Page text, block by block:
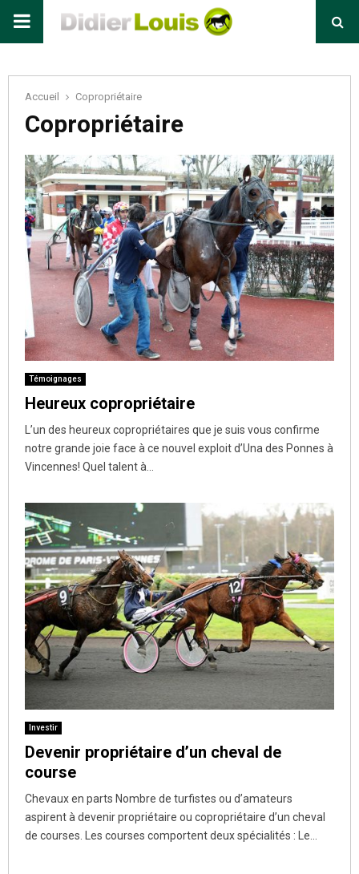
Primary
Accueil Copropriétaire
Copropriétaire
Témoignages
Heureux copropriétaire
L’un des heureux copropriétaires que je suis vous confirme
notre grande joie face à ce nouvel exploit d’Una des Ponnes à
Vincennes! Quel talent à...
Investir
Devenir propriétaire d’un cheval de
course
Chevaux en parts Nombre de turfistes ou d’amateurs
aspirent à devenir propriétaire ou copropriétaire d’un cheval
de courses. Les courses comportent deux spécialités : Le...